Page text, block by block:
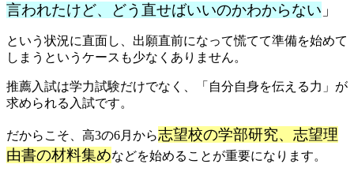
言われたけど、どう直せばいいのかわからない 」
という状況に直面し、出願直前になって慌てて準備を始めて
しまうというケースも少なくありません。
推薦入試は学力試験だけでなく、「自分自身を伝える力」が
求められる入試です。
だからこそ、 高3の6月から志望校の学部研究、志望理
由書の材料集めなどを始める ことが重要になります。